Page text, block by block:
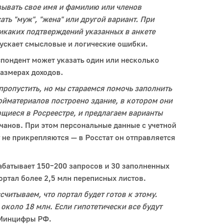
свое имя и фамилию или членов
"муж", "жена" или другой вариант. При
подтверждений указанных в анкете
смысловые и логические ошибки.
может указать один или несколько
доходов.
но мы стараемся помочь заполнить
построено здание, в котором они
в Росреестре, и предлагаем варианты
При этом персональные данные с учетной
прикрепляются — в Росстат он отправляется
150–200 запросов и 30 заполненных
более 2,5 млн переписных листов.
что портал будет готов к этому.
18 млн. Если гипотетически все будут
РФ.